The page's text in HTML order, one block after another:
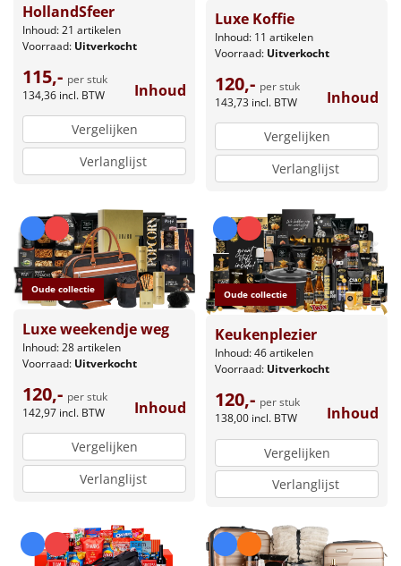
HollandSfeer
Inhoud: 21 artikelen
Voorraad: Uitverkocht
115,- per stuk
134,36 incl. BTW Inhoud
Vergelijken
Verlanglijst
Luxe Koffie
Inhoud: 11 artikelen
Voorraad: Uitverkocht
120,- per stuk
143,73 incl. BTW Inhoud
Vergelijken
Verlanglijst
Oude collectie
Luxe weekendje weg
Inhoud: 28 artikelen
Voorraad: Uitverkocht
120,- per stuk
142,97 incl. BTW Inhoud
Vergelijken
Verlanglijst
Oude collectie
Keukenplezier
Inhoud: 46 artikelen
Voorraad: Uitverkocht
120,- per stuk
138,00 incl. BTW Inhoud
Vergelijken
Verlanglijst